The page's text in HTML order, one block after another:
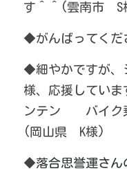
す＾＾(雲南市　S
◆がんばってくだ
◆細やかですが、
様、応援していま
ンテン　　バイク
(岡山県　K様)
◆落合思誉運さ